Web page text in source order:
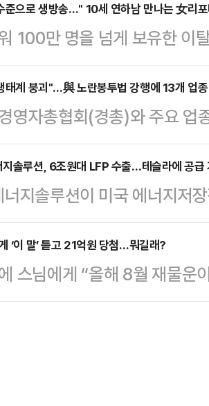
오전 10시쯤 훗카이도에
어났다고 밝혔다. 일 기상청
해안가에 접근하지 마라”며
.일본 정부 또한 해당 지역
정보연락실을 설치했다. 총
상황에 대한 정…
준으로 생방송…" 10세 연하남 만나는 女리
100만 명을 넘게 보유한 이
한 노출 의상이 화제의 중
면 엘레오노라 인카르도나
움에서 열린 PSG와 바이에
다.공개된 사진에 따르면 인
라톱 차림(사진 왼쪽)으로
어(SNS)에 공유돼 화제를
의 차림은 과하…
태계 붕괴"…與 노란봉투법 강행에 13개 업
영자총협회(경총)와 주요 업
개정안)에 대해 "사용자 범위
붕괴시키고 우리 산업경쟁
투법 강행 중지를 요청했다
회관에서 기자회견을 열고
태롭게 할 수 있는 노동조
의 위기감이 커지고 있다"면
국섬유산업연합회, 대한…
솔루션, 6조원대 LFP 수출…테슬라에 공급
지솔루션이 미국 에너지저
배터리 대규모 수출 계약
다는 전략이 본격적으로 가
5조9442억2734만원 규모
. 2024년 예상 매출의
‘이 말’ 듣고 21억원 당첨…뭐길래?
스님에게 “올해 8월 재물운
된 1등 당첨자의 사연이 전